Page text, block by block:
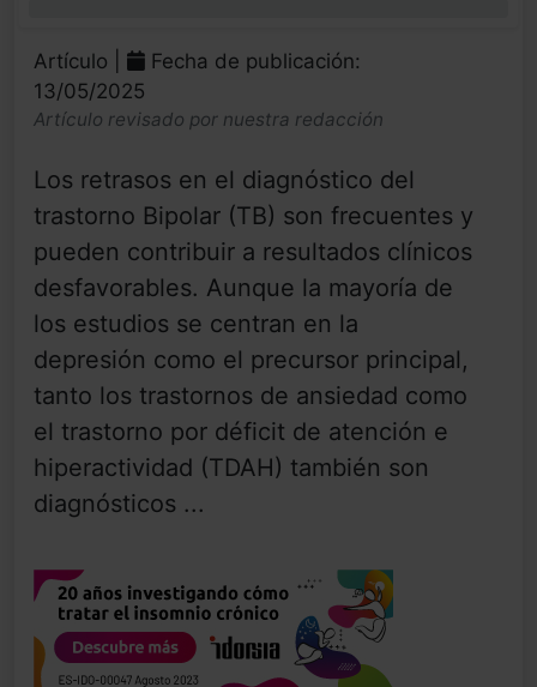
Artículo |
Fecha de publicación:
13/05/2025
Artículo revisado por nuestra redacción
Los retrasos en el diagnóstico del
trastorno Bipolar (TB) son frecuentes y
pueden contribuir a resultados clínicos
desfavorables. Aunque la mayoría de
los estudios se centran en la
depresión como el precursor principal,
tanto los trastornos de ansiedad como
el trastorno por déficit de atención e
hiperactividad (TDAH) también son
diagnósticos ...